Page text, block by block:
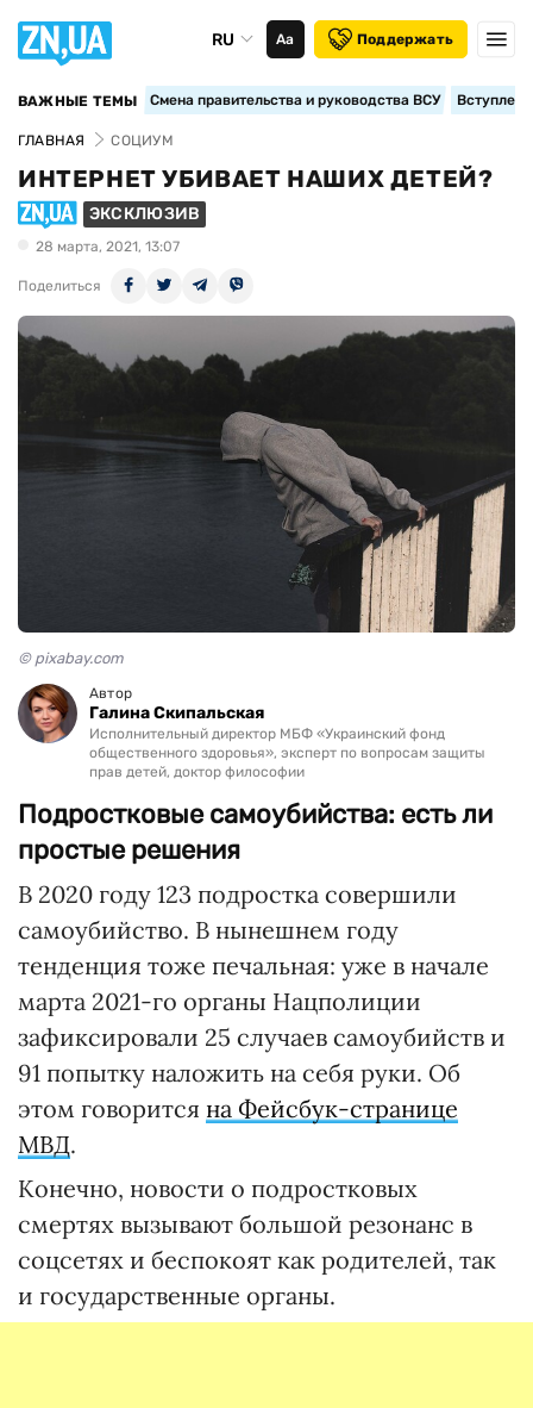
RU Аа Поддержать
ВАЖНЫЕ ТЕМЫ Смена правительства и руководства ВСУ
ГЛАВНАЯ СОЦИУМ
ИНТЕРНЕТ УБИВАЕТ НАШИХ ДЕТЕЙ?
ЭКСКЛЮЗИВ
28 марта, 2021, 13:07
Поделиться
© pixabay.com
Автор
Галина Скипальская
Исполнительный директор МБФ «Украинский фонд
общественного здоровья», эксперт по вопросам защиты
прав детей, доктор философии
Подростковые самоубийства: есть ли
простые решения
В 2020 году 123 подростка совершили
самоубийство. В нынешнем году
тенденция тоже печальная: уже в начале
марта 2021-го органы Нацполиции
зафиксировали 25 случаев самоубийств и
91 попытку наложить на себя руки. Об
этом говорится на Фейсбук-странице
МВД.
Конечно, новости о подростковых
смертях вызывают большой резонанс в
соцсетях и беспокоят как родителей, так
и государственные органы.